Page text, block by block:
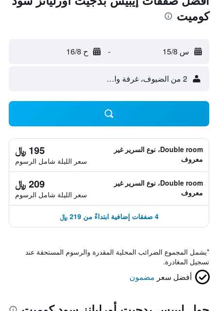
كوميت
س 15/8 - ح 16/8
2 من الضيوف، غرفة واحدة
Double room، نوع السرير غير
معروف
195 ﷼
سعر الليلة شامل الرسوم
Double room، نوع السرير غير
معروف
209 ﷼
سعر الليلة شامل الرسوم
4 صفقات إضافية ابتداءً من 219 ﷼
*يشمل المجموع الضرائب المحلية المقدرة والرسوم المستحقة عند
تسجيل المغادرة.
أفضل سعر مضمون